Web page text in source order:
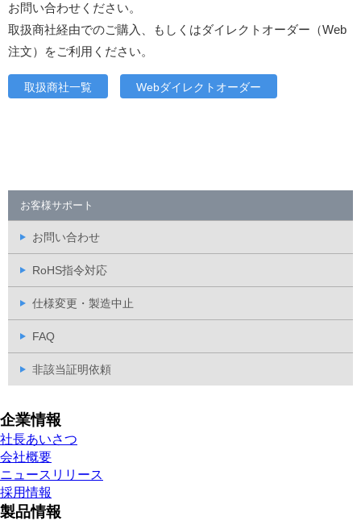
お問い合わせください。
取扱商社経由でのご購入、もしくはダイレクトオーダー（Web
注文）をご利用ください。
取扱商社一覧 Webダイレクトオーダー
お客様サポート
お問い合わせ
RoHS指令対応
仕様変更・製造中止
FAQ
非該当証明依頼
企業情報
社長あいさつ
会社概要
ニュースリリース
採用情報
製品情報